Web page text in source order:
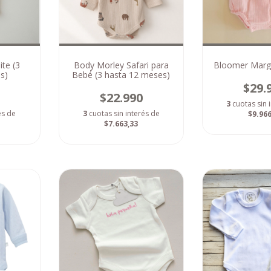
(3
de
Body Morley Safari para
Bebé (3 hasta 12 meses)
$22.990
3 cuotas sin interés de
$7.663,33
Bloomer
3 cuotas sin